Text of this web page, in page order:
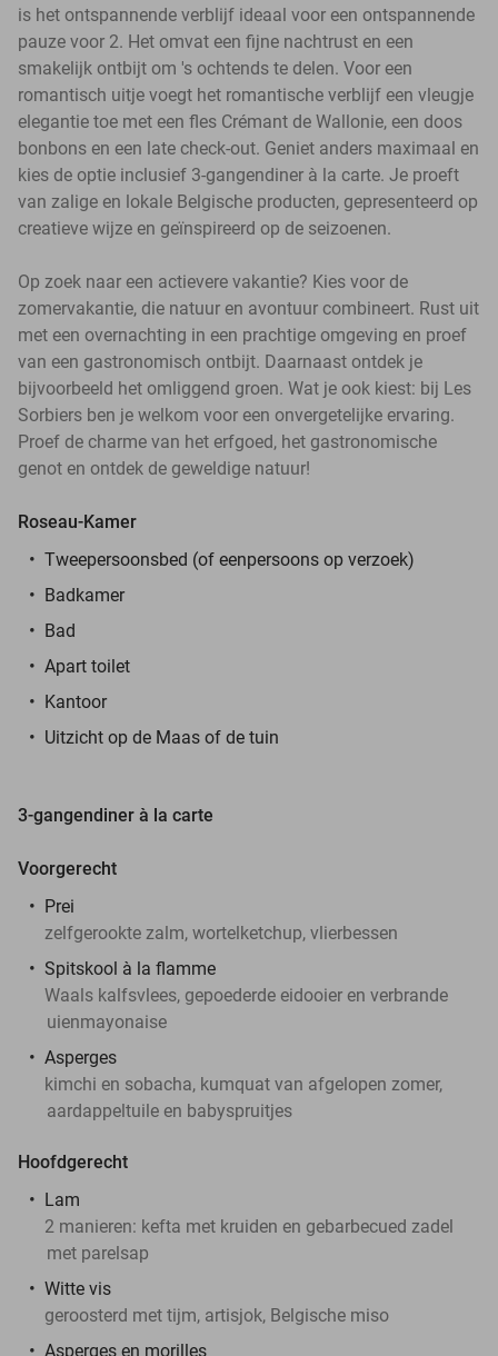
is het ontspannende verblijf ideaal voor een ontspannende
pauze voor 2. Het omvat een fijne nachtrust en een
smakelijk ontbijt om 's ochtends te delen. Voor een
romantisch uitje voegt het romantische verblijf een vleugje
elegantie toe met een fles Crémant de Wallonie, een doos
bonbons en een late check-out. Geniet anders maximaal en
kies de optie inclusief 3-gangendiner à la carte. Je proeft
van zalige en lokale Belgische producten, gepresenteerd op
creatieve wijze en geïnspireerd op de seizoenen.
Op zoek naar een actievere vakantie? Kies voor de
zomervakantie, die natuur en avontuur combineert. Rust uit
met een overnachting in een prachtige omgeving en proef
van een gastronomisch ontbijt. Daarnaast ontdek je
bijvoorbeeld het omliggend groen. Wat je ook kiest: bij Les
Sorbiers ben je welkom voor een onvergetelijke ervaring.
Proef de charme van het erfgoed, het gastronomische
genot en ontdek de geweldige natuur!
Roseau-Kamer
Tweepersoonsbed (of eenpersoons op verzoek)
Badkamer
Bad
Apart toilet
Kantoor
Uitzicht op de Maas of de tuin
3-gangendiner à la carte
Voorgerecht
Prei
zelfgerookte zalm, wortelketchup, vlierbessen
Spitskool à la flamme
Waals kalfsvlees, gepoederde eidooier en verbrande
uienmayonaise
Asperges
kimchi en sobacha, kumquat van afgelopen zomer,
aardappeltuile en babyspruitjes
Hoofdgerecht
Lam
2 manieren: kefta met kruiden en gebarbecued zadel
met parelsap
Witte vis
geroosterd met tijm, artisjok, Belgische miso
Asperges en morilles